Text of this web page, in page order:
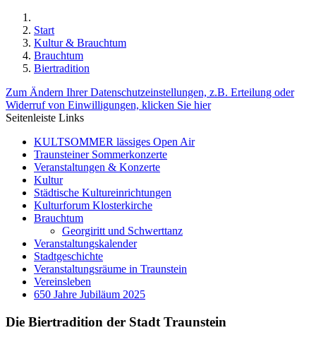
Start
Kultur & Brauchtum
Brauchtum
Biertradition
Zum Ändern Ihrer Datenschutzeinstellungen, z.B. Erteilung oder
Widerruf von Einwilligungen, klicken Sie hier
Seitenleiste Links
KULTSOMMER lässiges Open Air
Traunsteiner Sommerkonzerte
Veranstaltungen & Konzerte
Kultur
Städtische Kultureinrichtungen
Kulturforum Klosterkirche
Brauchtum
Georgiritt und Schwerttanz
Veranstaltungskalender
Stadtgeschichte
Veranstaltungsräume in Traunstein
Vereinsleben
650 Jahre Jubiläum 2025
Die Biertradition der Stadt Traunstein